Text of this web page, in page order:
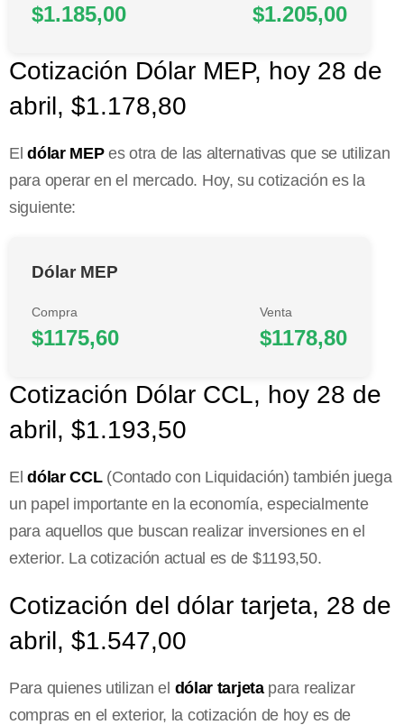
$1.185,00 $1.205,00
Cotización Dólar MEP, hoy 28 de
abril, $1.178,80
Eldólar MEPes otra de las alternativas que se utilizan
para operar en el mercado. Hoy, su cotización es la
siguiente:
Dólar MEP
Compra
$1175,60
Venta
$1178,80
Cotización Dólar CCL, hoy 28 de
abril, $1.193,50
Eldólar CCL(Contado con Liquidación) también juega
un papel importante en la economía, especialmente
para aquellos que buscan realizar inversiones en el
exterior. La cotización actual es de $1193,50.
Cotización del dólar tarjeta, 28 de
abril, $1.547,00
Para quienes utilizan el dólar tarjetapara realizar
compras en el exterior, la cotización de hoy es de